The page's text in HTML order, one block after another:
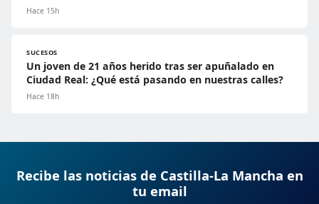
Hace 15h
SUCESOS
Un joven de 21 años herido tras ser apuñalado en
Ciudad Real: ¿Qué está pasando en nuestras calles?
Hace 18h
Recibe las noticias de Castilla-La Mancha en
tu email